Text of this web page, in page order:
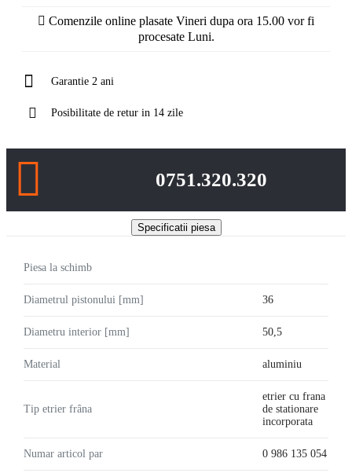
Comenzile online plasate Vineri dupa ora 15.00 vor fi
procesate Luni.
Garantie 2 ani
Posibilitate de retur in 14 zile
0751.320.320
Specificatii piesa
Piesa la schimb
Diametrul pistonului [mm] 36
Diametru interior [mm] 50,5
Material aluminiu
Tip etrier frâna
etrier cu frana
de stationare
incorporata
Numar articol par 0 986 135 054